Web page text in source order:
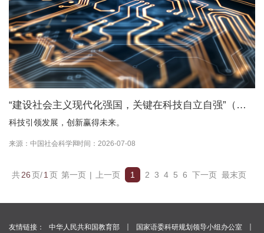
“建设社会主义现代化强国，关键在科技自立自强”（总
书记的人民情怀）
科技引领发展，创新赢得未来。
来源：中国社会科学网时间：2026-07-08
共26页/1 页 第一页 | 上一页 1 2 3 4 5 6 下一页 最末页
友情链接： 中华人民共和国教育部 国家语委科研规划领导小组办公室